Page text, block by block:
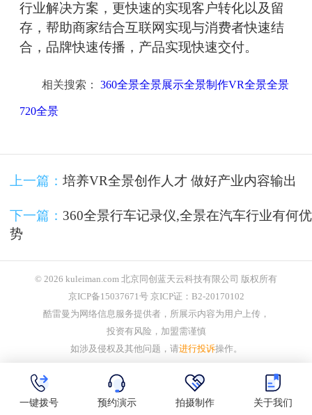
行业解决方案，更快速的实现客户转化以及留
存，帮助商家结合互联网实现与消费者快速结
合，品牌快速传播，产品实现快速交付。
相关搜索： 360全景全景展示全景制作VR全景全景
720全景
上一篇： 培养VR全景创作人才 做好产业内容输出
下一篇： 360全景行车记录仪,全景在汽车行业有何优
势
© 2026 kuleiman.com 北京同创蓝天云科技有限公司 版权所有
京ICP备15037671号 京ICP证：B2-20170102
酷雷曼为网络信息服务提供者，所展示内容为用户上传，
投资有风险，加盟需谨慎
如涉及侵权及其他问题，请进行投诉操作。
一键拨号 预约演示 拍摄制作 关于我们